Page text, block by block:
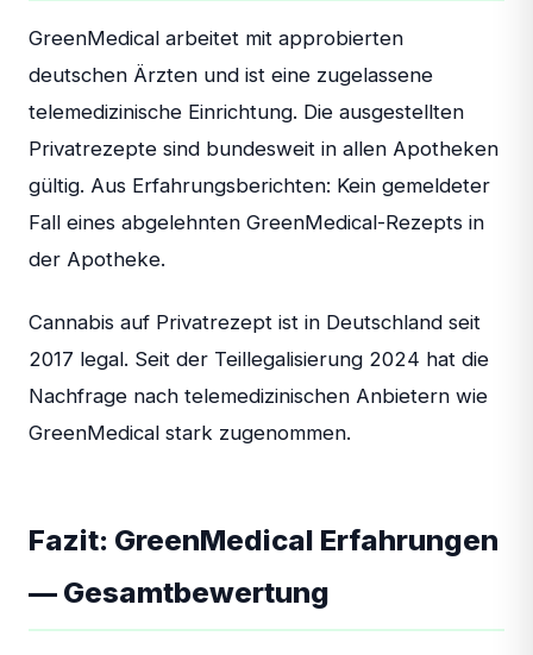
GreenMedical arbeitet mit approbierten
deutschen Ärzten und ist eine zugelassene
telemedizinische Einrichtung. Die ausgestellten
Privatrezepte sind bundesweit in allen Apotheken
gültig. Aus Erfahrungsberichten: Kein gemeldeter
Fall eines abgelehnten GreenMedical-Rezepts in
der Apotheke.
Cannabis auf Privatrezept ist in Deutschland seit
2017 legal. Seit der Teillegalisierung 2024 hat die
Nachfrage nach telemedizinischen Anbietern wie
GreenMedical stark zugenommen.
Fazit: GreenMedical Erfahrungen
— Gesamtbewertung